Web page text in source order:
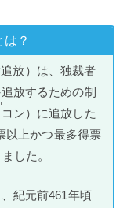
？
放）は、独裁者
放するための制
ン）に追放した
以上かつ最多得票
した。
紀元前461年頃